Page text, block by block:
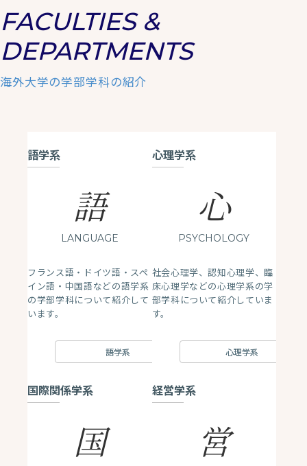
FACULTIES &
DEPARTMENTS
海外大学の学部学科の紹介
語学系
語
LANGUAGE
フランス語・ドイツ語・スペ
イン語・中国語などの語学系
の学部学科について紹介して
います。
語学系
心理学系
心
PSYCHOLOGY
社会心理学、認知心理学、臨
床心理学などの心理学系の学
部学科について紹介していま
す。
心理学系
国際関係学系
国
経営学系
営